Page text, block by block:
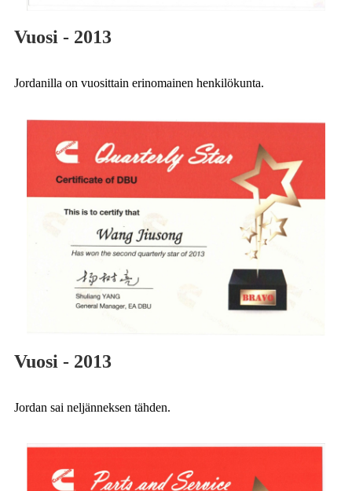
Vuosi - 2013
Jordanilla on vuosittain erinomainen henkilökunta.
Vuosi - 2013
Jordan sai neljänneksen tähden.